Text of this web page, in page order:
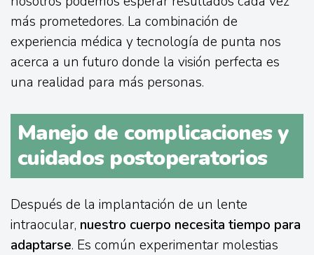
más prometedores. La combinación de
experiencia médica y tecnología de punta nos
acerca a un futuro donde la visión perfecta es
una realidad para más personas.
Manejo de complicaciones y
cuidados postoperatorios
Después de la implantación de un lente
intraocular, nuestro cuerpo necesita tiempo para
adaptarse. Es común experimentar molestias